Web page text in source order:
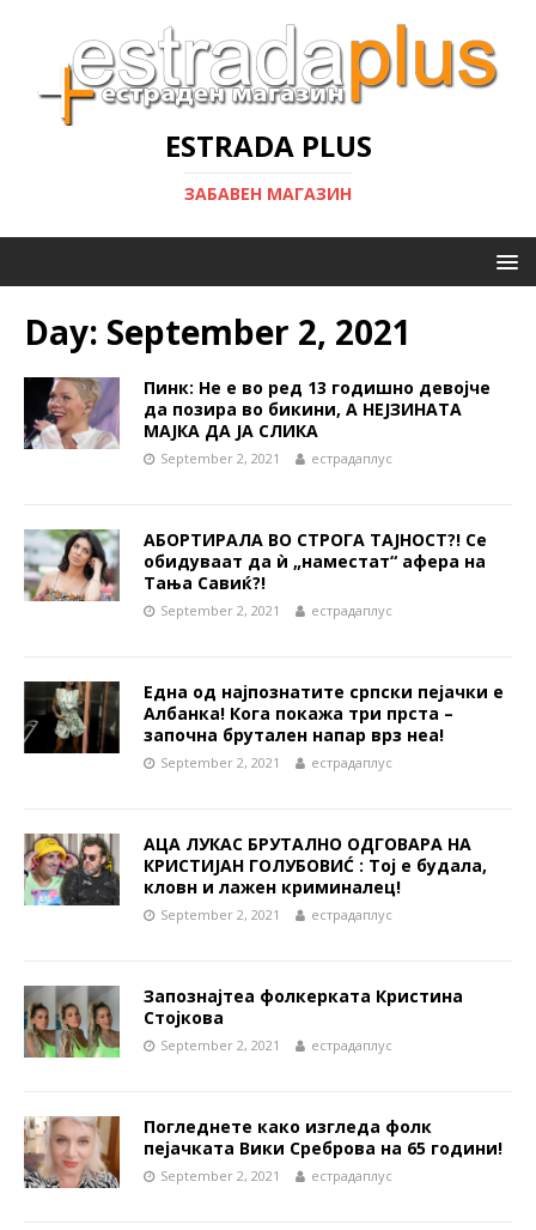
ESTRADA PLUS
ЗАБАВЕН МАГАЗИН
Day: September 2, 2021
Пинк: Не е во ред 13 годишно девојче
да позира во бикини, А НЕЈЗИНАТА
МАЈКА ДА ЈА СЛИКА
September 2, 2021 естрадаплус
АБОРТИРАЛА ВО СТРОГА ТАЈНОСТ?! Се
обидуваат да ѝ „наместат“ афера на
Тања Савиќ?!
September 2, 2021 естрадаплус
Една од најпознатите српски пејачки е
Албанка! Кога покажа три прста –
започна брутален напар врз неа!
September 2, 2021 естрадаплус
АЦА ЛУКАС БРУТАЛНО ОДГОВАРА НА
КРИСТИЈАН ГОЛУБОВИĆ : Тој е будала,
кловн и лажен криминалец!
September 2, 2021 естрадаплус
Запознајтеа фолкерката Кристина
Стојкова
September 2, 2021 естрадаплус
Погледнете како изгледа фолк
пејачката Вики Среброва на 65 години!
September 2, 2021 естрадаплус